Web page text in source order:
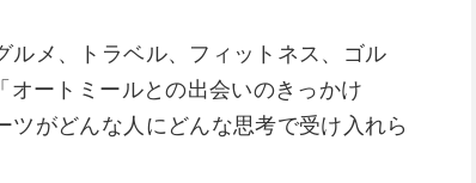
ルメ、トラベル、フィットネス、ゴル
オートミールとの出会いのきっかけ
がどんな人にどんな思考で受け入れら